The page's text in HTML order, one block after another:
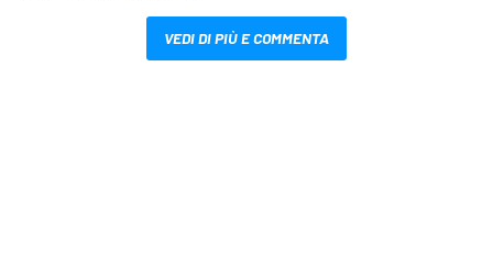
VEDI DI PIÙ E COMMENTA